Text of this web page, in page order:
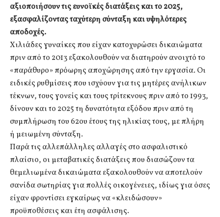
αξιοποιήσουν τις ευνοϊκές διατάξεις και το 2025,
εξασφαλίζοντας ταχύτερη σύνταξη και υψηλότερες
αποδοχές.
Χιλιάδες γυναίκες που είχαν κατοχυρώσει δικαιώματα
πριν από το 2013 εξακολουθούν να διατηρούν ανοιχτό το
«παράθυρο» πρόωρης αποχώρησης από την εργασία. Οι
ειδικές ρυθμίσεις που ισχύουν για τις μητέρες ανήλικων
τέκνων, τους γονείς και τους τρίτεκνους πριν από το 1993,
δίνουν και το 2025 τη δυνατότητα εξόδου πριν από τη
συμπλήρωση του 62ου έτους της ηλικίας τους, με πλήρη
ή μειωμένη σύνταξη.
Παρά τις αλλεπάλληλες αλλαγές στο ασφαλιστικό
πλαίσιο, οι μεταβατικές διατάξεις που διασώζουν τα
θεμελιωμένα δικαιώματα εξακολουθούν να αποτελούν
σανίδα σωτηρίας για πολλές οικογένειες, ιδίως για όσες
είχαν φροντίσει εγκαίρως να «κλειδώσουν»
προϋποθέσεις και έτη ασφάλισης.